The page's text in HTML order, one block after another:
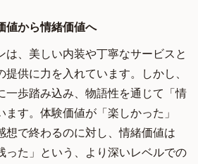
値から情緒価値へ
は、美しい内装や丁寧なサービスと
供に力を入れています。しかし、
一歩踏み込み、物語性を通じて「情
す。体験価値が「楽しかった」
想で終わるのに対し、情緒価値は
った」という、より深いレベルでの